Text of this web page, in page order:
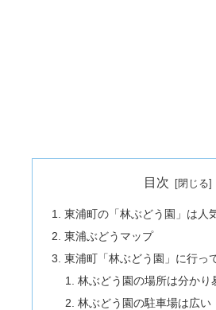
目次
東浦町の「林ぶどう園」は人
東浦ぶどうマップ
東浦町「林ぶどう園」に行っ
林ぶどう園の場所は分かり
林ぶどう園の駐車場は広い